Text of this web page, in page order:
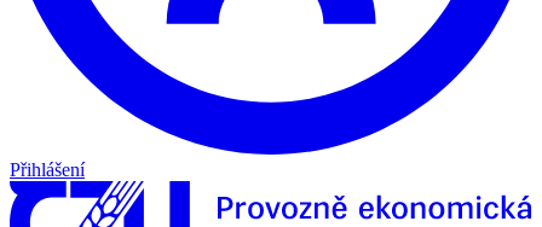
Přihlášení